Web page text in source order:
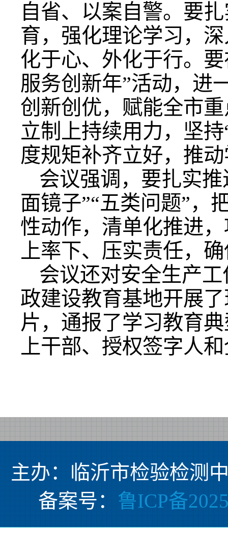
自省、以案自警。要
育，强化理论学习，
化于心、外化于行。
服务创新年”活动，进
创新创优，赋能全市
立制上持续用力，坚
度规矩补齐立好，推
会议强调，要扎实
面镜子”“五类问题”，
性动作，清单化推进
上率下、压实责任，
会议还对安全生产
政建设教育基地开展
片，通报了学习教育
上干部、授权签字人
主办：临沂市检验检
备案号： 鲁ICP备